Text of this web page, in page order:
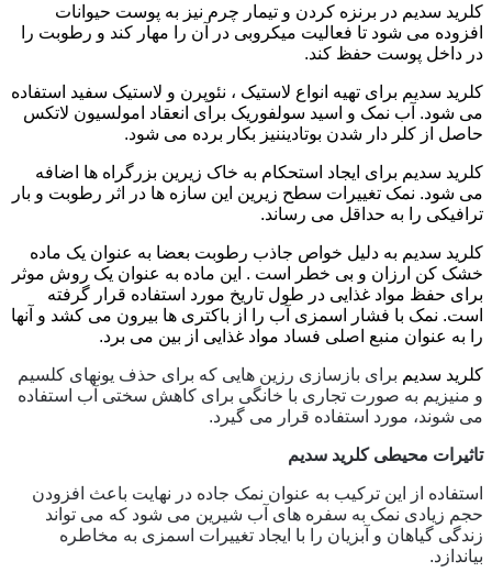
کلرید سدیم در برنزه کردن و تیمار چرم نیز به پوست حیوانات
افزوده می شود تا فعالیت میکروبی در آن را مهار کند و رطوبت را
در داخل پوست حفظ کند.
کلرید سدیم برای تهیه انواع لاستیک ، نئوپرن و لاستیک سفید استفاده
می شود. آب نمک و اسید سولفوریک برای انعقاد امولسیون لاتکس
حاصل از کلر دار شدن بوتادیننیز بکار برده می شود.
کلرید سدیم برای ایجاد استحکام به خاک زیرین بزرگراه ها اضافه
می شود. نمک تغییرات سطح زیرین این سازه ها در اثر رطوبت و بار
ترافیکی را به حداقل می رساند.
کلرید سدیم به دلیل خواص جاذب رطوبت بعضا به عنوان یک ماده
خشک کن ارزان و بی خطر است . این ماده به عنوان یک روش موثر
برای حفظ مواد غذایی در طول تاریخ مورد استفاده قرار گرفته
است. نمک با فشار اسمزی آب را از باکتری ها بیرون می کشد و آنها
را به عنوان منبع اصلی فساد مواد غذایی از بین می برد.
کلرید سدیم برای بازسازی رزین هایی که برای حذف یونهای کلسیم
و منیزیم به صورت تجاری با خانگی برای کاهش سختی آب استفاده
می شوند، مورد استفاده قرار می گیرد.
تاثیرات محیطی کلرید سدیم
استفاده از این ترکیب به عنوان نمک جاده در نهایت باعث افزودن
حجم زیادی نمک به سفره های آب شیرین می شود که می تواند
زندگی گیاهان و آبزیان را با ایجاد تغییرات اسمزی به مخاطره
بیاندازد.